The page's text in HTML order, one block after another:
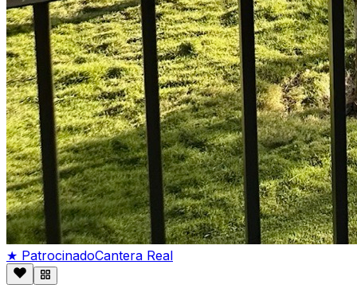
★ PatrocinadoCantera Real